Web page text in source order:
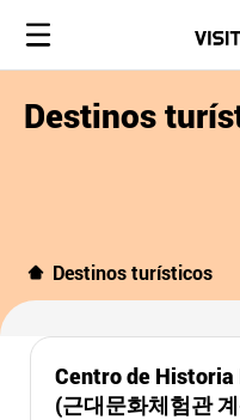
Destinos
Destinos turísticos
Centro de Historia
(근대문화체험관